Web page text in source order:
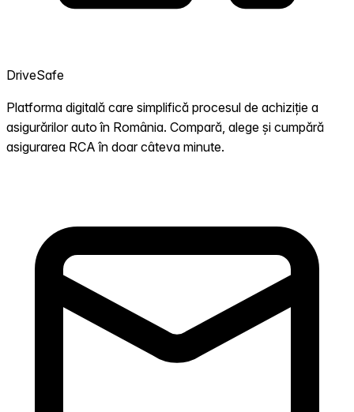
DriveSafe
Platforma digitală care simplifică procesul de achiziție a
asigurărilor auto în România. Compară, alege și cumpără
asigurarea RCA în doar câteva minute.